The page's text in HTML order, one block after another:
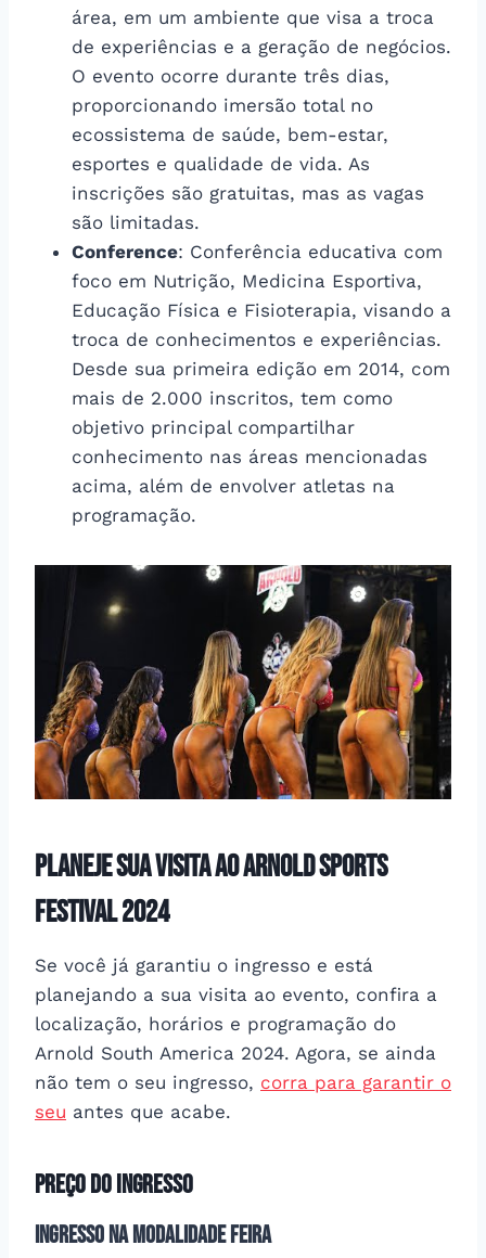
área, em um ambiente que visa a troca
de experiências e a geração de negócios.
O evento ocorre durante três dias,
proporcionando imersão total no
ecossistema de saúde, bem-estar,
esportes e qualidade de vida. As
inscrições são gratuitas, mas as vagas
são limitadas.
Conference: Conferência educativa com
foco em Nutrição, Medicina Esportiva,
Educação Física e Fisioterapia, visando a
troca de conhecimentos e experiências.
Desde sua primeira edição em 2014, com
mais de 2.000 inscritos, tem como
objetivo principal compartilhar
conhecimento nas áreas mencionadas
acima, além de envolver atletas na
programação.
Planeje sua Visita ao Arnold Sports
Festival 2024
Se você já garantiu o ingresso e está
planejando a sua visita ao evento, confira a
localização, horários e programação do
Arnold South America 2024. Agora, se ainda
não tem o seu ingresso, corra para garantir o
seu antes que acabe.
Preço do Ingresso
Ingresso na Modalidade Feira